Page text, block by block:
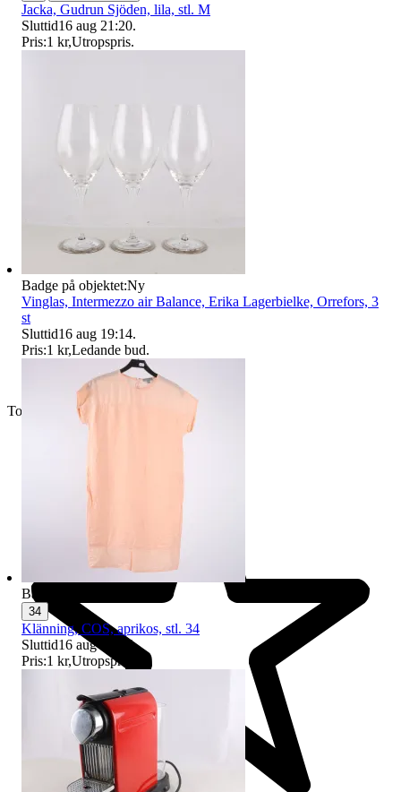
Toppsäljare
Jacka, Gudrun Sjöden, lila, stl. M
Sluttid16 aug 21:20.
Pris:1 kr,Utropspris.
Badge på objektet:Ny
Vinglas, Intermezzo air Balance, Erika Lagerbielke, Orrefors, 3
st
Sluttid16 aug 19:14.
Pris:1 kr,Ledande bud.
Badge på objektet:
34
Klänning, COS, aprikos, stl. 34
Sluttid16 aug 21:07.
Pris:1 kr,Utropspris